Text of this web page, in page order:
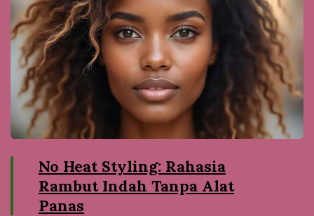
No Heat Styling: Rahasia
Rambut Indah Tanpa Alat
Panas